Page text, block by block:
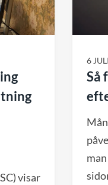
visar
6
Så